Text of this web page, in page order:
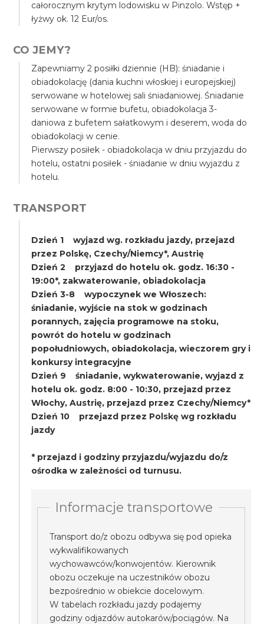
całorocznym krytym lodowisku w Pinzolo. Wstęp +
łyżwy ok. 12 Eur/os.
CO JEMY?
Zapewniamy 2 posiłki dziennie (HB): śniadanie i
obiadokolację (dania kuchni włoskiej i europejskiej)
serwowane w hotelowej sali śniadaniowej. Śniadanie
serwowane w formie bufetu, obiadokolacja 3-
daniowa z bufetem sałatkowym i deserem, woda do
obiadokolacji w cenie.
Pierwszy posiłek - obiadokolacja w dniu przyjazdu do
hotelu, ostatni posiłek - śniadanie w dniu wyjazdu z
hotelu.
TRANSPORT
Dzień 1 wyjazd wg. rozkładu jazdy, przejazd
przez Polskę, Czechy/Niemcy*, Austrię
Dzień 2 przyjazd do hotelu ok. godz. 16:30 -
19:00*, zakwaterowanie, obiadokolacja
Dzień 3-8 wypoczynek we Włoszech:
śniadanie, wyjście na stok w godzinach
porannych, zajęcia programowe na stoku,
powrót do hotelu w godzinach
popołudniowych, obiadokolacja, wieczorem gry i
konkursy integracyjne
Dzień 9 śniadanie, wykwaterowanie, wyjazd z
hotelu ok. godz. 8:00 - 10:30, przejazd przez
Włochy, Austrię, przejazd przez Czechy/Niemcy*
Dzień 10 przejazd przez Polskę wg rozkładu
jazdy
* przejazd i godziny przyjazdu/wyjazdu do/z
ośrodka w zależności od turnusu.
Informacje transportowe
Transport do/z obozu odbywa się pod opieka
wykwalifikowanych
wychowawców/konwojentów. Kierownik
obozu oczekuje na uczestników obozu
bezpośrednio w obiekcie docelowym.
W tabelach rozkładu jazdy podajemy
godziny odjazdów autokarów/pociągów. Na